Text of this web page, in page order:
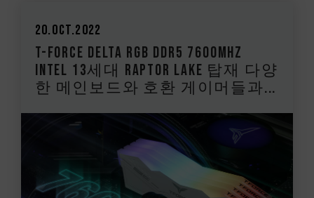
20.Oct.2022
T-FORCE DELTA RGB DDR5 7600MHz
Intel 13세대 Raptor Lake 탑재 다양
한 메인보드와 호환 게이머들과...